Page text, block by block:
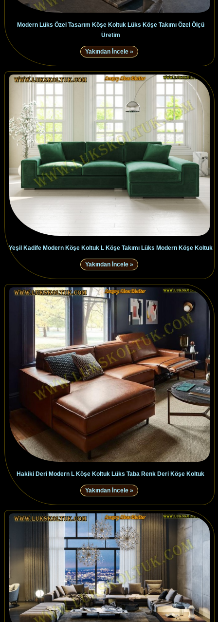
Modern Lüks Özel Tasarım Köşe Koltuk Lüks Köşe Takımı Özel Ölçü
Üretim
Yakından İncele »
Yeşil Kadife Modern Köşe Koltuk L Köşe Takımı Lüks Modern Köşe Koltuk
Yakından İncele »
Hakiki Deri Modern L Köşe Koltuk Lüks Taba Renk Deri Köşe Koltuk
Yakından İncele »